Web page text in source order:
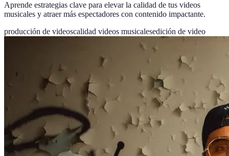
Aprende estrategias clave para elevar la calidad de tus videos
musicales y atraer más espectadores con contenido impactante.
producción de videoscalidad videos musicalesedición de video